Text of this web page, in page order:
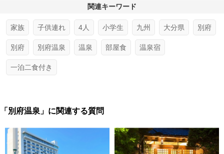
関連キーワード
家族 子供連れ 4人 小学生 九州 大分県 別府
別府 別府温泉 温泉 部屋食 温泉宿
一泊二食付き
「別府温泉」に関連する質問